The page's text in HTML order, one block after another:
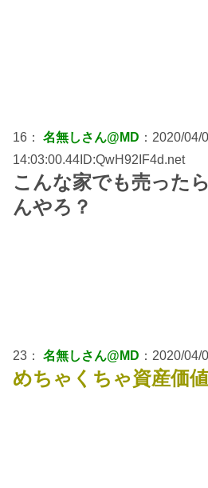
16： 名無しさん@MD ：2020/04/
14:03:00.44ID:QwH92IF4d.net
こんな家でも売った
んやろ？
23： 名無しさん@MD ：2020/04/
めちゃくちゃ資産価